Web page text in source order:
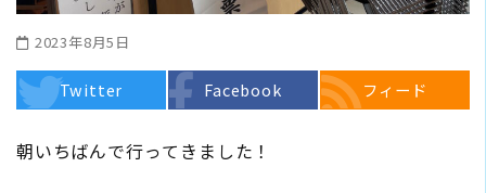
2023年8月5日
Twitter Facebook フィード
朝いちばんで行ってきました！